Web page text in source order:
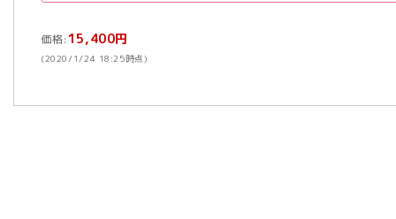
価格: 15,400円
(2020/1/24 18:25時点)